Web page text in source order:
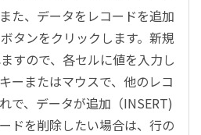
た、データをレコードを追加
タンをクリックします。新規
すので、各セルに値を入力し
ーまたはマウスで、他のレコ
で、データが追加（INSERT)
ドを削除したい場合は、行の